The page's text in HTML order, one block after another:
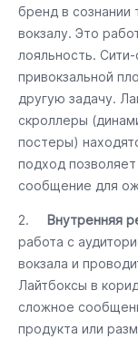
бренд в
вокзалу. Это
лояльность.
привокзальной
другую задачу.
скроллеры
постеры)
подход
сообщение для
2. Внутренняя
работа с
вокзала и
Лайтбоксы в
сложное
продукта или